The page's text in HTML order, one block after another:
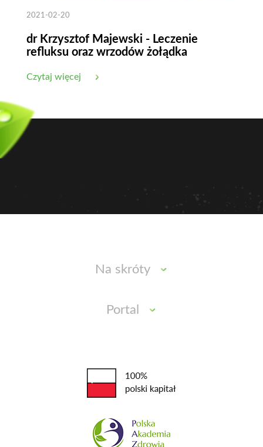
2021-02-20
dr Krzysztof Majewski - Leczenie
refluksu oraz wrzodów żołądka
Czytaj więcej
Na skróty
Portal